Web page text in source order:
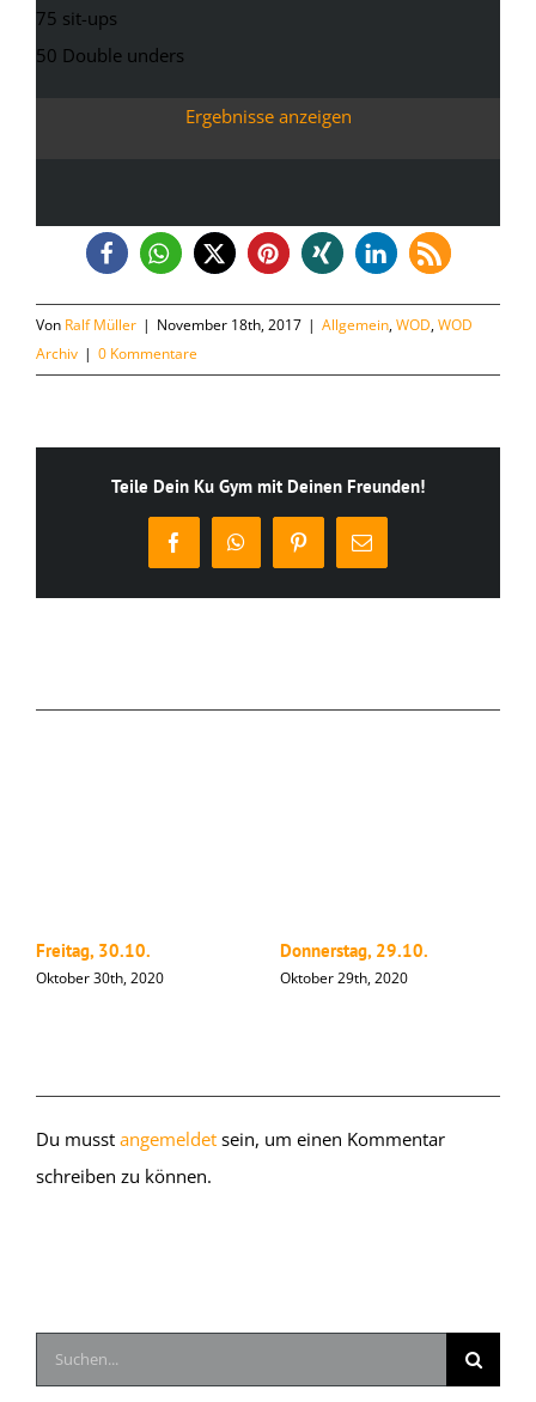
75 sit-ups
50 Double unders
Ergebnisse anzeigen
Von Ralf Müller | November 18th, 2017 | Allgemein,WOD,WOD
Archiv | 0 Kommentare
Teile Dein Ku Gym mit Deinen Freunden!
FacebookWhatsAppPinterest
E-
Mail
Freitag, 30.10.
Oktober 30th, 2020
Donnerstag, 29.10.
Oktober 29th, 2020
Du musst angemeldet sein, um einen Kommentar
schreiben zu können.
Suche
nach: